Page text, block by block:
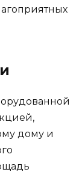
дому и